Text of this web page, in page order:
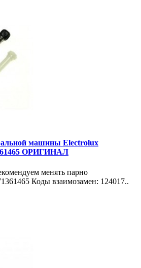
машины Electrolux
ОРИГИНАЛ
менять парно
Коды взаимозамен: 124017..